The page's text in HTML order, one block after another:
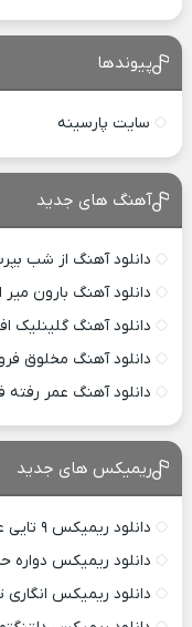
پیوندها
سایت پارسینه
آهنگ های جدید
دانلود آهنگ از شب
دانلود آهنگ بارون میر
دانلود آهنگ گلینلیک
دانلود آهنگ مخلوق
دانلود آهنگ عمر رفته
ریمیکس های جدید
دانلود ریمیکس ۹ تایی علیرضا اسپید
دانلود ریمیکس دواره
دانلود ریمیکس انگاری